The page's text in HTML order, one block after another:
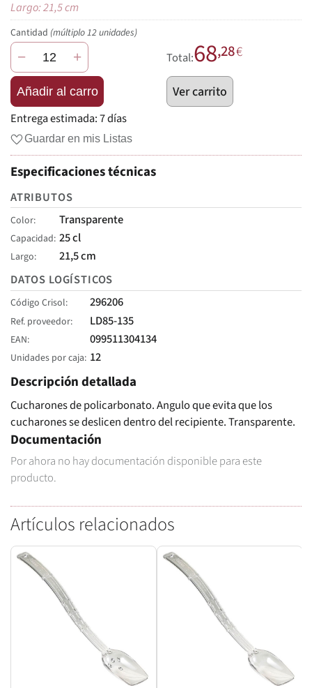
Largo: 21,5 cm
Cantidad (múltiplo 12 unidades)
− +
Añadir al carro
Total:68,28€
Ver carrito
Entrega estimada:7 días
Guardar en mis Listas
Especificaciones técnicas
ATRIBUTOS
Color Transparente
Capacidad 25 cl
Largo
21,5 cm
DATOS LOGÍSTICOS
Código Crisol 296206
Ref. proveedor LD85-135
EAN 099511304134
Unidades por caja 12
Descripción detallada
Cucharones de policarbonato. Angulo que evita que los
cucharones se deslicen dentro del recipiente. Transparente.
Documentación
Por ahora no hay documentación disponible para este
producto.
Artículos relacionados